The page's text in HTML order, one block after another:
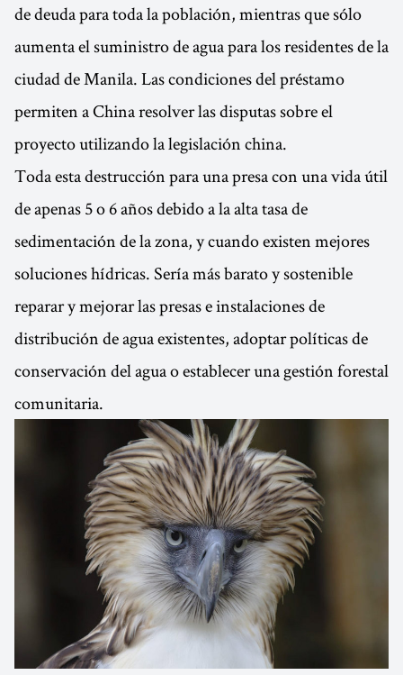
de deuda para toda la población, mientras que sólo
aumenta el suministro de agua para los residentes de la
ciudad de Manila. Las condiciones del préstamo
permiten a China resolver las disputas sobre el
proyecto utilizando la legislación china.
Toda esta destrucción para una presa con una vida útil
de apenas 5 o 6 años debido a la alta tasa de
sedimentación de la zona, y cuando existen mejores
soluciones hídricas. Sería más barato y sostenible
reparar y mejorar las presas e instalaciones de
distribución de agua existentes, adoptar políticas de
conservación del agua o establecer una gestión forestal
comunitaria.